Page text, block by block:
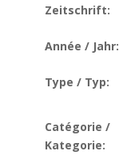
Zeitschrift:
Année / Jahr:
Type / Typ:
Catégorie /
Kategorie: